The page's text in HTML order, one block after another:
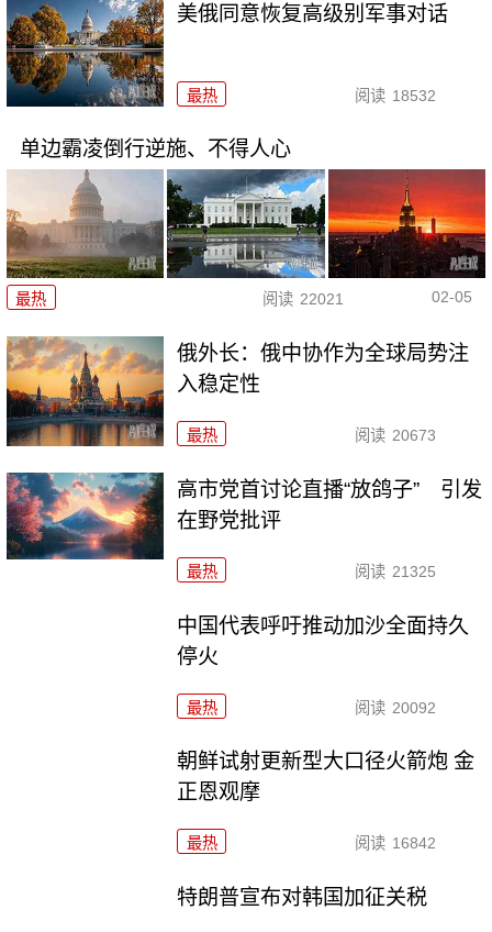
美俄同意恢复高级别军事对话
最热 阅读 18532
单边霸凌倒行逆施、不得人心
最热 阅读 22021 02-05
俄外长：俄中协作为全球局势注
入稳定性
最热 阅读 20673
高市党首讨论直播“放鸽子” 引发
在野党批评
最热 阅读 21325
中国代表呼吁推动加沙全面持久
停火
最热 阅读 20092
朝鲜试射更新型大口径火箭炮 金
正恩观摩
最热 阅读 16842
特朗普宣布对韩国加征关税